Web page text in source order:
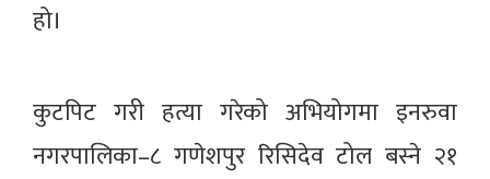
हो।
कुटपिट गरी हत्या गरेको अभियोगमा इनरुवा
नगरपालिका–८ गणेशपुर रिसिदेव टोल बस्ने २१